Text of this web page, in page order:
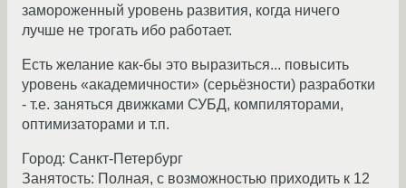
замороженный уровень развития, когда ничего
лучше не трогать ибо работает.
Есть желание как-бы это выразиться... повысить
уровень «академичности» (серьёзности) разработки
- т.е. заняться движками СУБД, компиляторами,
оптимизаторами и т.п.
Город: Санкт-Петербург
Занятость: Полная, с возможностью приходить к 12